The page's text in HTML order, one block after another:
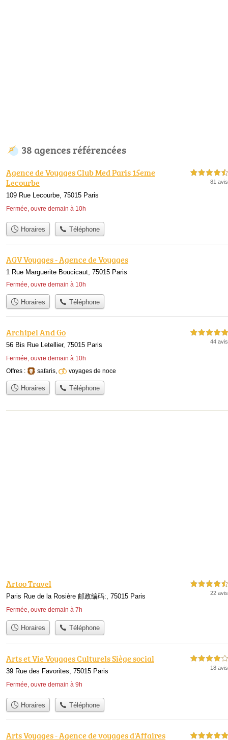
38 agences référencées
Agence de Voyages Club Med Paris 15eme
Lecourbe
109 Rue Lecourbe, 75015 Paris
Fermée, ouvre demain à 10h
4,5 étoiles sur 5
81 avis
Horaires Téléphone
AGV Voyages - Agence de Voyages
1 Rue Marguerite Boucicaut, 75015 Paris
Fermée, ouvre demain à 10h
Horaires Téléphone
Archipel And Go
56 Bis Rue Letellier, 75015 Paris
Fermée, ouvre demain à 10h
5,0 étoiles sur 5
44 avis
Offres : safaris voyages de noce
Horaires Téléphone
Artoo Travel
Paris Rue de la Rosière 邮政编码:, 75015 Paris
Fermée, ouvre demain à 7h
4,5 étoiles sur 5
22 avis
Horaires Téléphone
Arts et Vie Voyages Culturels Siège social
39 Rue des Favorites, 75015 Paris
Fermée, ouvre demain à 9h
4,0 étoiles sur 5
18 avis
Horaires Téléphone
Arts Voyages - Agence de voyages d'Affaires 5,0 étoiles sur 5